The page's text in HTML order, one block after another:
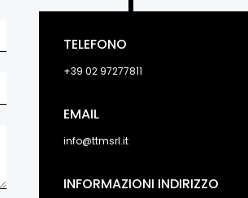
TELEFONO
+39 02 97277811
EMAIL
info@ttmsrl.it
INFORMAZIONI INDIRIZZO